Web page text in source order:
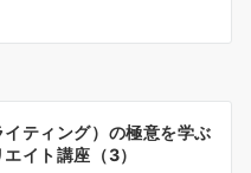
ティング）の極意を学ぶ
イト講座（3）